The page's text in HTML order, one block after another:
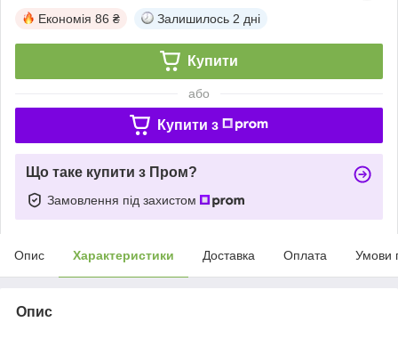
Економія 86 ₴ Залишилось 2 дні
Купити
або
Купити з
Що таке купити з Пром?
Замовлення під захистом
Опис Характеристики Доставка Оплата Умови
Опис